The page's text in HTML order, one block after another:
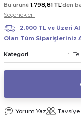
Makinesi
Bu ürünü 1.798,81 TL’den
Seçenekleri
2.000 TL ve Üzeri
Olan Tüm Siparişleriniz
Kategori
Yorum Yaz Tavsiye